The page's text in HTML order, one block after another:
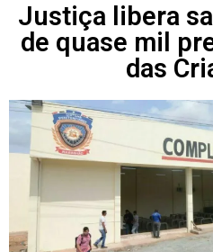
Justiça libera
de quase mil
das